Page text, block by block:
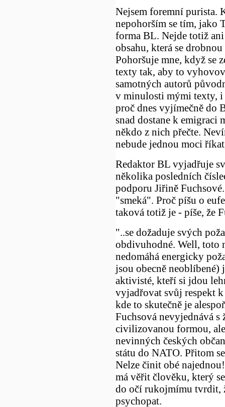
Nejsem foremní purista.
nepohorším se tím, jako
forma BL. Nejde totiž
obsahu, která se
Pohoršuje mne, když se
texty tak, aby to
samotných autorů
v minulosti mými texty,
proč dnes vyjímečně do
snad dostane k emigraci
někdo z nich přečte.
nebude jednou moci
Redaktor BL vyjadřuje
několika posledních
podporu Jiřině
"smeká". Proč píšu o
taková totiž je - píše, že
"..se dožaduje svých
obdivuhodné. Well, toto
nedomáhá energicky
jsou obecně
aktivisté, kteří si jdou
vyjadřovat svůj respekt
kde to skutečně je
Fuchsová nevyjednává
civilizovanou formou,
nevinných českých
státu do NATO. Přitom
Nelze činit obé
má věřit člověku, který
do očí rukojmímu tvrdit,
psychopat.